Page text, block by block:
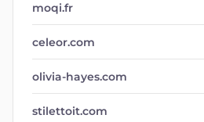
moqi.fr
celeor.com
olivia-hayes.com
stilettoit.com